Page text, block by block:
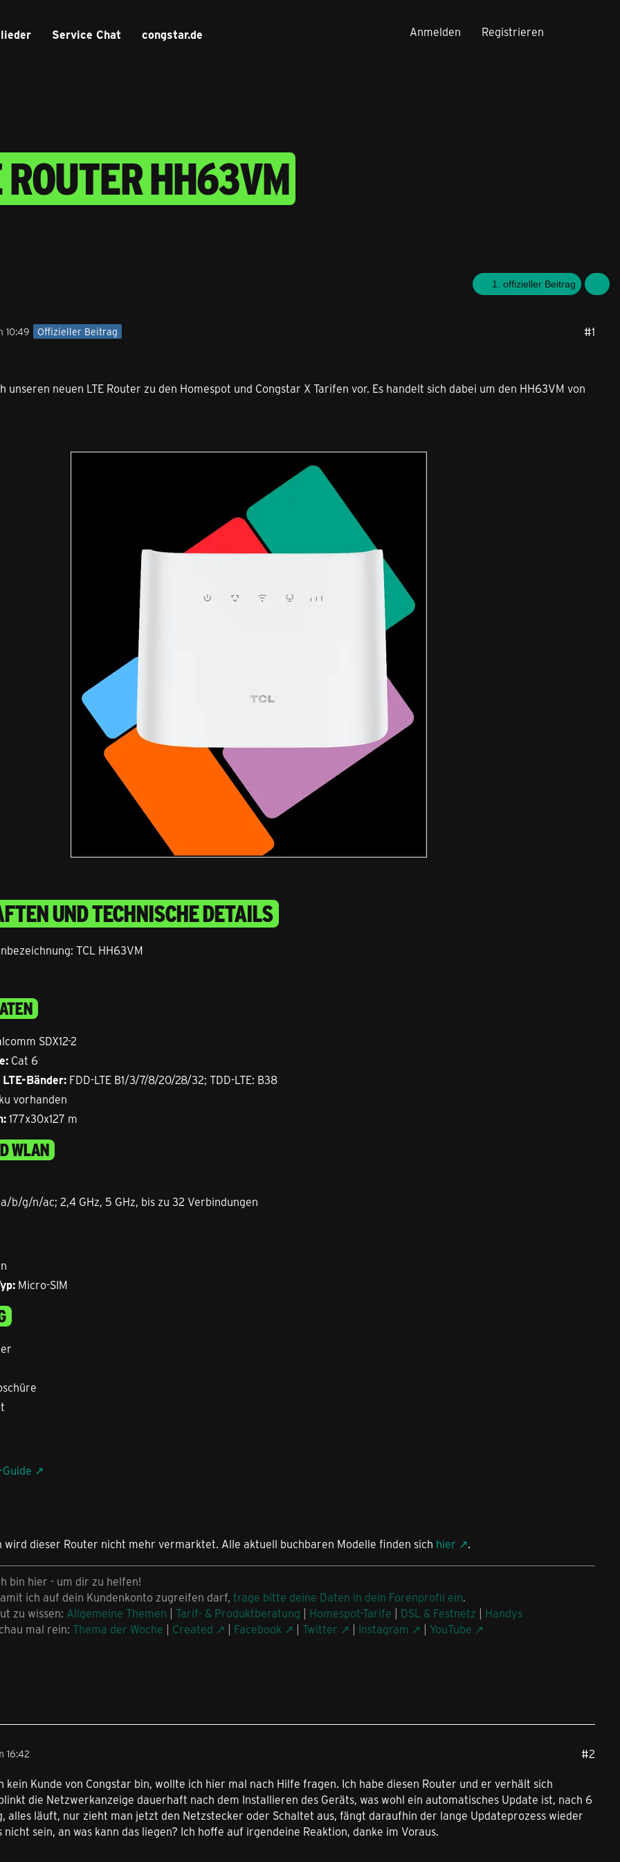
Service Chat congstar.de Anmelden Registrieren
ROUTER HH63VM
1. offizieller Beitrag
10:49 Offizieller Beitrag #1
unseren neuen LTE Router zu den Homespot und Congstar X Tarifen vor. Es handelt sich dabei um den HH63VM von
UND TECHNISCHE DETAILS
TCL HH63VM
SDX12-2
Cat 6
Bänder: FDD-LTE B1/3/7/8/20/28/32; TDD-LTE: B38
vorhanden
177x30x127 m
WLAN
a/b/g/n/ac; 2,4 GHz, 5 GHz, bis zu 32 Verbindungen
Micro-SIM
wird dieser Router nicht mehr vermarktet. Alle aktuell buchbaren Modelle finden sich hier .
bin hier - um dir zu helfen!
ich auf dein Kundenkonto zugreifen darf, trage bitte deine Daten in dein Forenprofil ein.
zu wissen: Allgemeine Themen | Tarif- & Produktberatung | Homespot-Tarife | DSL & Festnetz | Handys
mal rein: Thema der Woche | Created | Facebook | Twitter | Instagram | YouTube
16:42 #2
kein Kunde von Congstar bin, wollte ich hier mal nach Hilfe fragen. Ich habe diesen Router und er verhält sich
die Netzwerkanzeige dauerhaft nach dem Installieren des Geräts, was wohl ein automatisches Update ist, nach 6
alles läuft, nur zieht man jetzt den Netzstecker oder Schaltet aus, fängt daraufhin der lange Updateprozess wieder
sein, an was kann das liegen? Ich hoffe auf irgendeine Reaktion, danke im Voraus.